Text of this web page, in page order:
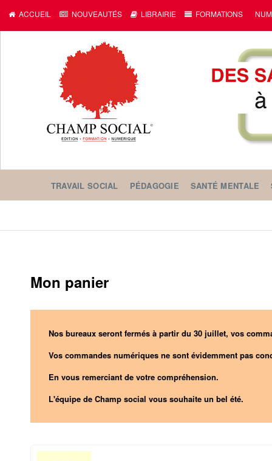
ACCUEIL NOUVEAUTÉS LIBRAIRIE FORMATIONS
TRAVAIL SOCIAL PÉDAGOGIE SANTÉ MENTALE
Mon panier
Nos bureaux seront fermés à partir du 30 juillet, vos
Vos commandes numériques ne sont évidemment pas
En vous remerciant de votre compréhension.
L'équipe de Champ social vous souhaite un bel été.